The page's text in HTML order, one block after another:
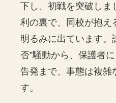
下し、初戦を突破しま
利の裏で、同校が抱え
明るみに出ています。
否”騒動から、保護者
告発まで、事態は複雑
す。